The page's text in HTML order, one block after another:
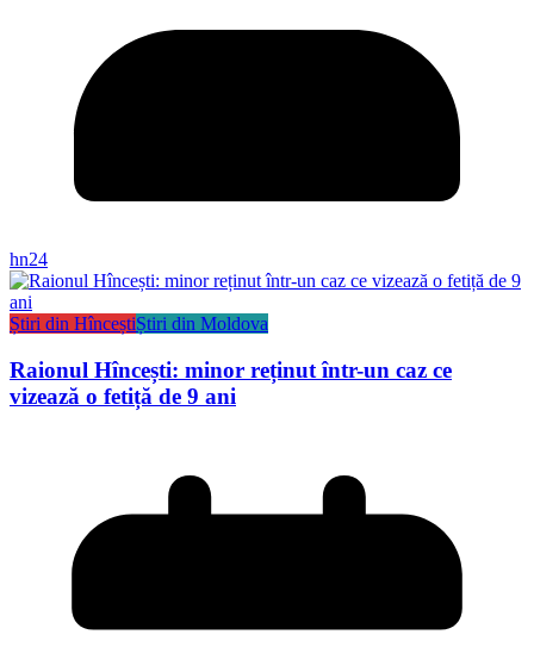
hn24
Știri din HînceștiȘtiri din Moldova
Raionul Hîncești: minor reținut într-un caz ce
vizează o fetiță de 9 ani